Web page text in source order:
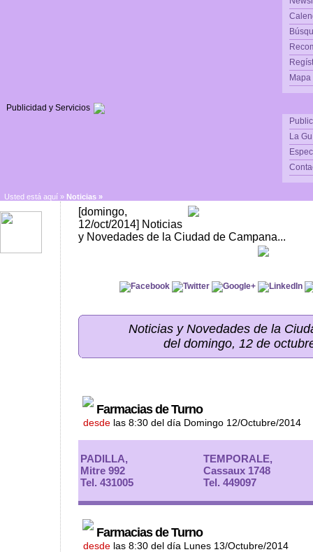
Publicidad y Servicios
La
Usted está aquí » Noticias »
[domingo,
12/oct/2014] Noticias
y Novedades de la Ciudad de Campana...
Noticias y Novedades de la
del domingo, 12 de
Farmacias de Turno
desde las 8:30 del día Domingo 12/Octubre/2014
PADILLA,
Mitre 992
Tel. 431005
TEMPORALE,
Cassaux 1748
Tel. 449097
Farmacias de Turno
desde las 8:30 del día Lunes 13/Octubre/2014